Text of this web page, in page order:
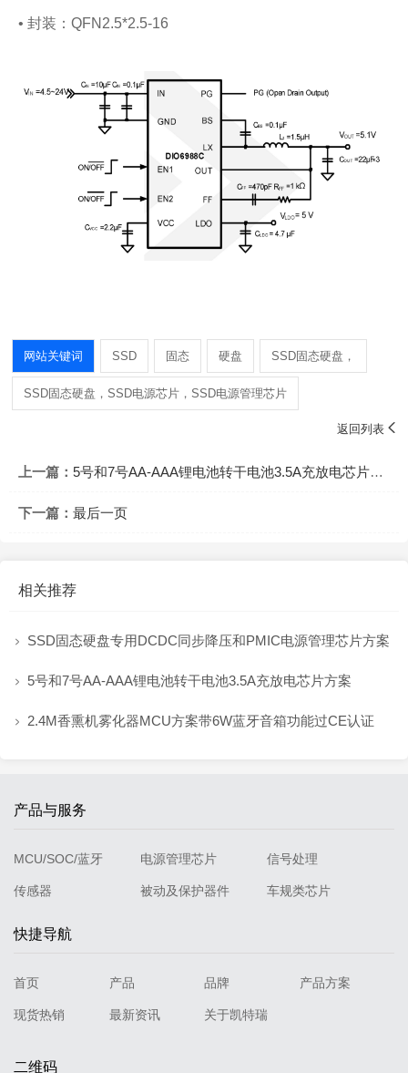
• 封装：QFN2.5*2.5-16
网站关键词 SSD 固态 硬盘 SSD固态硬盘，
SSD固态硬盘，SSD电源芯片，SSD电源管理芯片
返回列表 
上一篇： 5号和7号AA-AAA锂电池转干电池3.5A充放电芯片方案
下一篇： 最后一页
相关推荐
 SSD固态硬盘专用DCDC同步降压和PMIC电源管理芯片方案
 5号和7号AA-AAA锂电池转干电池3.5A充放电芯片方案
 2.4M香熏机雾化器MCU方案带6W蓝牙音箱功能过CE认证
产品与服务
MCU/SOC/蓝牙 电源管理芯片 信号处理
传感器 被动及保护器件 车规类芯片
快捷导航
首页 产品 品牌 产品方案
现货热销 最新资讯 关于凯特瑞
二维码